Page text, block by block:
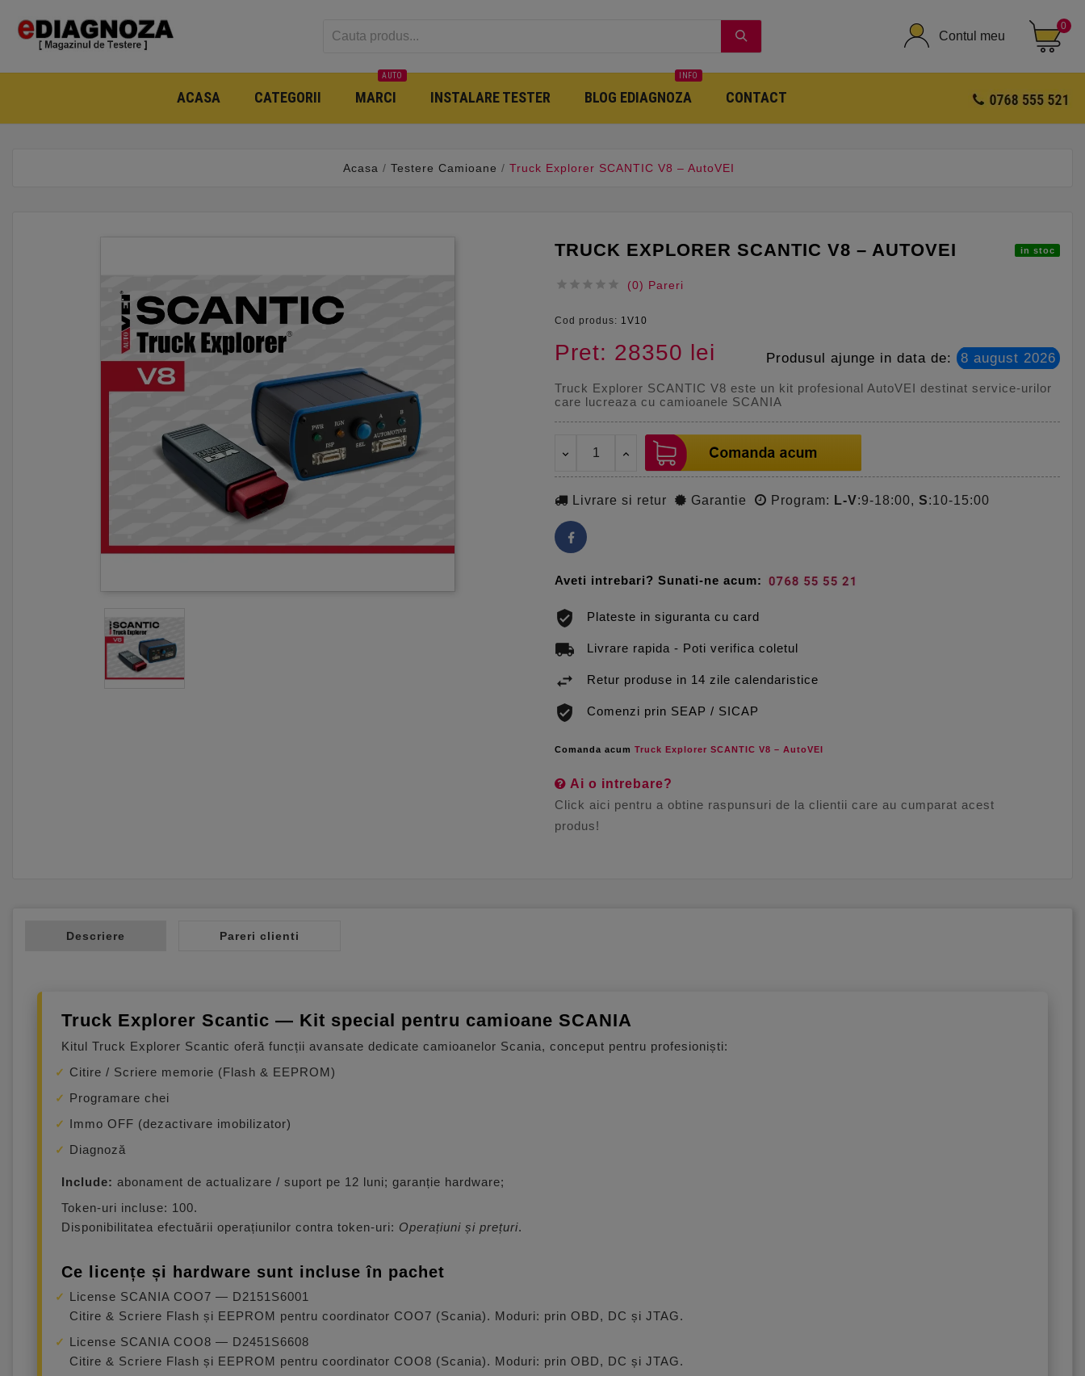
Contul meu
0
ACASA CATEGORII MARCI
AUTO
INSTALARE TESTER BLOG EDIAGNOZA
INFO
CONTACT
Acasa Testere Camioane Truck Explorer SCANTIC V8 – AutoVEI
TRUCK EXPLORER SCANTIC V8 – AUTOVEI in stoc
     (0) Pareri
Cod produs: 1V10
Pret: 28350 lei Produsul ajunge in data de: 8 august 2026
Truck Explorer SCANTIC V8 este un kit profesional AutoVEI destinat service-urilor
care lucreaza cu camioanele SCANIA
Livrare si retur Garantie Program: L-V:9-18:00, S:10-15:00
Aveti intrebari? Sunati-ne acum:
Plateste in siguranta cu card
Livrare rapida - Poti verifica coletul
Retur produse in 14 zile calendaristice
Comenzi prin SEAP / SICAP
Comanda acum Truck Explorer SCANTIC V8 – AutoVEI
Ai o intrebare?
Click aici pentru a obtine raspunsuri de la clientii care au cumparat acest
produs!
Descriere Pareri clienti
Truck Explorer Scantic — Kit special pentru camioane SCANIA
Kitul Truck Explorer Scantic oferă funcții avansate dedicate camioanelor Scania, conceput pentru profesioniști:
Citire / Scriere memorie (Flash & EEPROM)
Programare chei
Immo OFF (dezactivare imobilizator)
Diagnoză
Include: abonament de actualizare / suport pe 12 luni; garanție hardware;
Token-uri incluse: 100.
Disponibilitatea efectuării operațiunilor contra token-uri: Operațiuni și prețuri.
Ce licențe și hardware sunt incluse în pachet
License SCANIA COO7 — D2151S6001
Citire & Scriere Flash și EEPROM pentru coordinator COO7 (Scania). Moduri: prin OBD, DC și JTAG.
License SCANIA COO8 — D2451S6608
Citire & Scriere Flash și EEPROM pentru coordinator COO8 (Scania). Moduri: prin OBD, DC și JTAG.